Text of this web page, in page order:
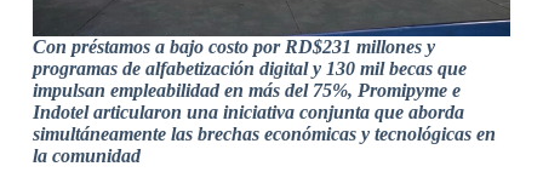
Con préstamos a bajo costo por RD$231 millones y
programas de alfabetización digital y 130 mil becas que
impulsan empleabilidad en más del 75%, Promipyme e
Indotel articularon una iniciativa conjunta que aborda
simultáneamente las brechas económicas y tecnológicas en
la comunidad